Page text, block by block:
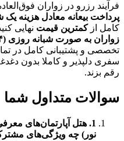
فرآیند رزرو در زواران
پرداخت بیعانه معادل هزینه
کامل ازکمترین قیمت نهایی
زواران به صورت شبانه روزی (۲۴ ساعته
تخصصی و پشتیبانی کامل در
سفری دلپذیر و کاملا بدون
رقم بزند.
سوالات متداول شما
1. هتل آپارتمان‌های
نور) چه ویژگی‌های